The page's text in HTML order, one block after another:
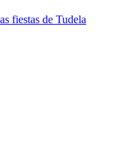
fiestas de Tudela